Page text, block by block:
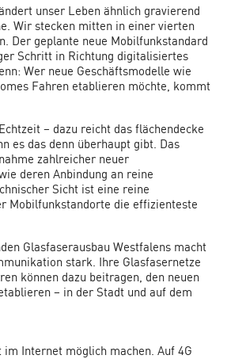
unser Leben ähnlich gravierend
Wir stecken mitten in einer vierten
Der geplante neue Mobilfunkstandard
Schritt in Richtung digitalisiertes
Wer neue Geschäftsmodelle wie
Fahren etablieren möchte, kommt
– dazu reicht das flächendecke
es das denn überhaupt gibt. Das
zahlreicher neuer
deren Anbindung an reine
Sicht ist eine reine
Mobilfunkstandorte die effizienteste
Glasfaserausbau Westfalens macht
stark. Ihre Glasfasernetze
können dazu beitragen, den neuen
– in der Stadt und auf dem
im Internet möglich machen. Auf 4G